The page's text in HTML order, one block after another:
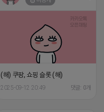
(해) 쿠팡, 쇼핑 슬롯 (해)
2025-09-12 20:49 댓글: 0개